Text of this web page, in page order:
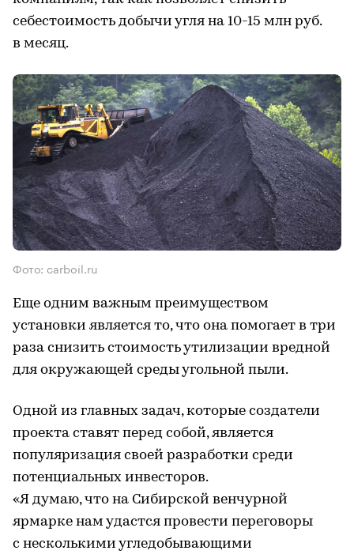
себестоимость добычи угля на 10-15 млн руб.
в месяц.
Фото: carboil.ru
Еще одним важным преимуществом
установки является то, что она помогает в три
раза снизить стоимость утилизации вредной
для окружающей среды угольной пыли.
Одной из главных задач, которые создатели
проекта ставят перед собой, является
популяризация своей разработки среди
потенциальных инвесторов.
«Я думаю, что на Сибирской венчурной
ярмарке нам удастся провести переговоры
с несколькими угледобывающими